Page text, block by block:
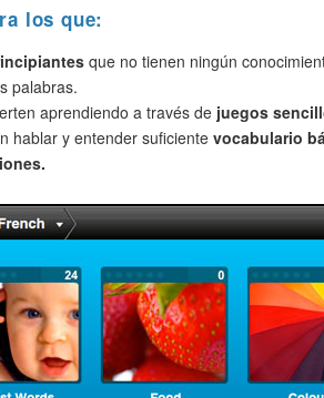
los que:
que no tienen ningún
palabras.
aprendiendo a través de juegos
hablar y entender suficiente vocabulario